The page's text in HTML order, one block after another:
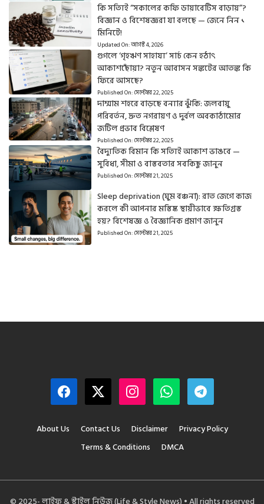
কি সত্যিই “সকালের কফি ডায়াবেটিস বাড়ায়”?
বিজ্ঞান ও বিশেষজ্ঞরা যা বলছে — জেনে নিন ১
মিনিটে!
Updated On:আগস্ট 4, 2026
গুগলে ‘গৃহঋণ সাহায্য’ সার্চ কেন হঠাৎ
আকাশছোঁয়া? নতুন আবাসন সঙ্কটের আতঙ্ক কি
ফিরে আসছে?
Published On:সেপ্টেম্বর 22, 2025
দাম্মাম শহরে বাড়ছে বন্যার ঝুঁকি: জলবায়ু
পরিবর্তন, দ্রুত নগরায়ণ ও দুর্বল অবকাঠামোর
জটিল প্রভাব বিশ্লেষণ
Published On:সেপ্টেম্বর 22, 2025
বৈদ্যুতিক বিমান কি সত্যিই আকাশ ভাঙবে —
সুবিধা, সীমা ও বাস্তবতার সবকিছু জানুন
Published On:সেপ্টেম্বর 21, 2025
Sleep deprivation (ঘুম বঞ্চনা): রাত জেগে কাজ
করলে কী আপনার মস্তিষ্ক স্থায়ীভাবে ক্ষতিগ্রস্ত
হয়? বিশেষজ্ঞ ও বৈজ্ঞানিক প্রমাণ জানুন
Published On:সেপ্টেম্বর 21, 2025
About Us Contact Us Disclaimer
Privacy Policy
Terms & Conditions
DMCA